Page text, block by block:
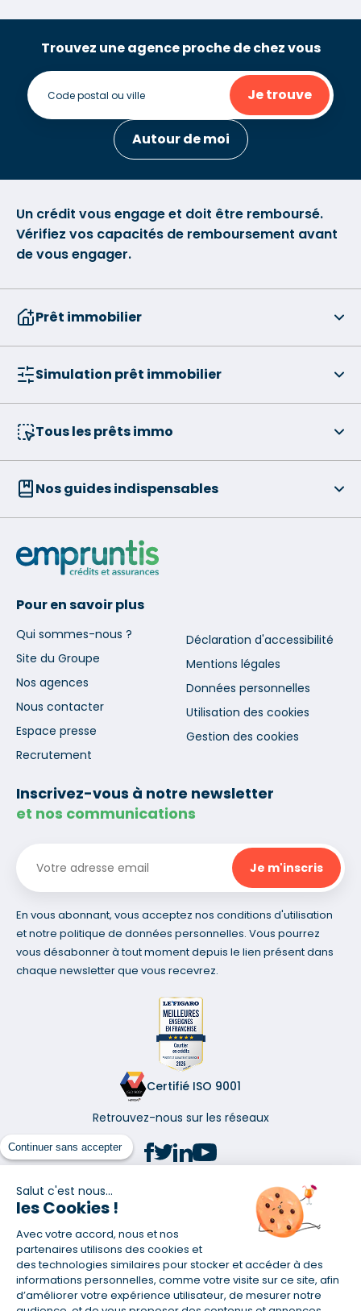
Continuer sans accepter
Salut c'est nous...
les Cookies !
Avec votre accord, nous et nos
partenaires utilisons des cookies et
des technologies similaires pour stocker et accéder à des
informations personnelles, comme votre visite sur ce site, afin
d’améliorer votre expérience utilisateur, de mesurer notre
Trouvez une agence proche de chez vous
Je trouve
Autour de moi
Un crédit vous engage et doit être remboursé.
Vérifiez vos capacités de remboursement avant
de vous engager.
Prêt immobilier
Simulation prêt immobilier
Tous les prêts immo
Nos guides indispensables
Pour en savoir plus
Qui sommes-nous ?
Site du Groupe
Nos agences
Nous contacter
Espace presse
Recrutement
Déclaration d'accessibilité
Mentions légales
Données personnelles
Utilisation des cookies
Gestion des cookies
Inscrivez-vous à notre newsletter
et nos communications
En vous abonnant, vous acceptez nos conditions d'utilisation
et notre politique de données personnelles. Vous pourrez
vous désabonner à tout moment depuis le lien présent dans
chaque newsletter que vous recevrez.
Certifié ISO 9001
Retrouvez-nous sur les réseaux
(1) Taux fixe national hors assurance et selon votre profil
(2) Économie de 65 % pour l'assurance d'un prêt amortissable de 330
457,23 € à 0,90 % sur 19,5 ans, accordé à un salarié non cadre assuré à
100 % (décès, PTIA, IPP, ITT, IPP) âgé de 36 ans fumeur et une personne
salariée non cadre assurée à 100 % (décès, PTIA, IPP, ITT, IPP) âgée de 35
ans et non-fumeur, tous deux sans risque médical connu. Au
14/07/2019, coût de l'assurance proposée par la banque 179,08 €/mois